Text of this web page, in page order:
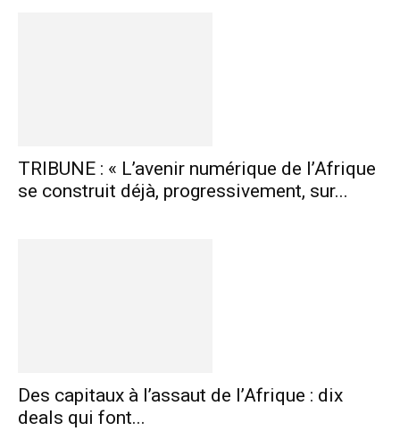
TRIBUNE : « L’avenir numérique de l’Afrique
se construit déjà, progressivement, sur...
Des capitaux à l’assaut de l’Afrique : dix
deals qui font...